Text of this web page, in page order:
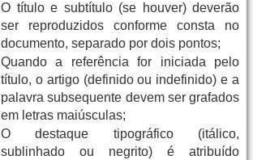
O título e subtítulo (se houver) deverão
ser reproduzidos conforme consta no
documento, separado por dois pontos;
Quando a referência for iniciada pelo
título, o artigo (definido ou indefinido) e a
palavra subsequente devem ser grafados
em letras maiúsculas;
O destaque tipográfico (itálico,
sublinhado ou negrito) é atribuído